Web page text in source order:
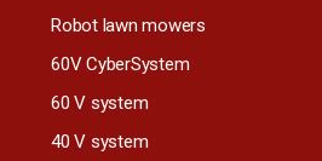
Robot lawn mowers
60V CyberSystem
60 V system
40 V system